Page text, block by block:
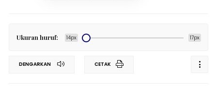
Ukuran huruf: 14px 17px
DENGARKAN CETAK